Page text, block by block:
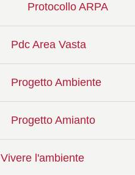
Protocollo ARPA
Pdc Area Vasta
Progetto Ambiente
Progetto Amianto
Vivere l'ambiente